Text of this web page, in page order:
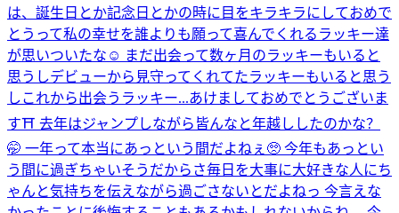
は、誕生日とか記念日とかの時に目をキラキラにしておめで
とうって私の幸せを誰よりも願って喜んでくれるラッキー達
が思いついたな☺️ まだ出会って数ヶ月のラッキーもいると
思うしデビューから見守ってくれてたラッキーもいると思う
しこれから出会うラッキー...あけましておめでとうございま
す⛩ 去年はジャンプしながら皆んなと年越ししたのかな？
🤭 一年って本当にあっという間だよねぇ🥺 今年もあっとい
う間に過ぎちゃいそうだからさ毎日を大事に大好きな人にち
ゃんと気持ちを伝えながら過ごさないとだよねっ 今言えな